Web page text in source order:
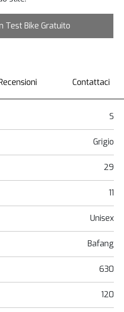
Test Bike Gratuito
Contattaci
S
Grigio
29
11
Unisex
Bafang
630
120